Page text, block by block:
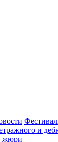
и
жюри